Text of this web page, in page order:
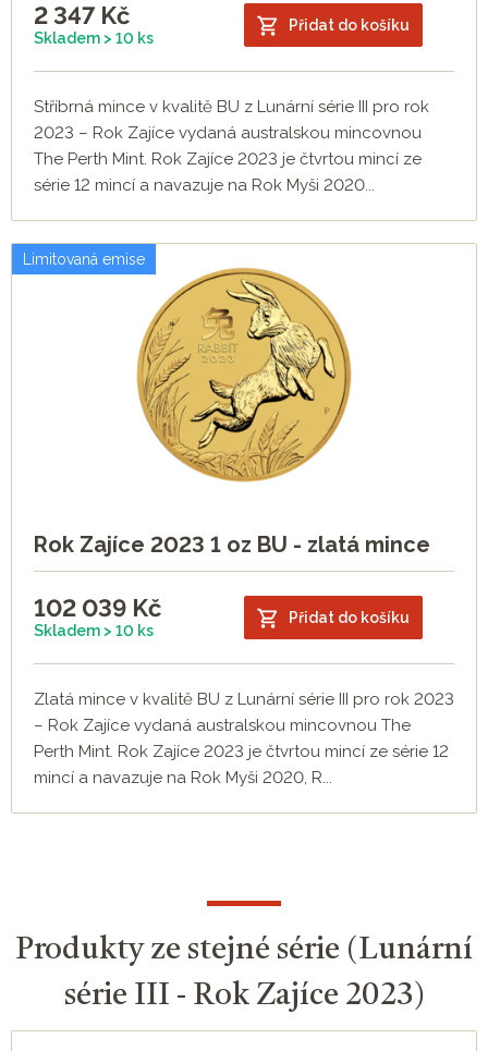
2 347 Kč
Skladem > 10 ks
Přidat do košíku
Stříbrná mince v kvalitě BU z Lunární série III pro rok
2023 – Rok Zajíce vydaná australskou mincovnou
The Perth Mint. Rok Zajíce 2023 je čtvrtou mincí ze
série 12 mincí a navazuje na Rok Myši 2020...
Limitovaná emise
Rok Zajíce 2023 1 oz BU - zlatá mince
102 039 Kč
Skladem > 10 ks
Přidat do košíku
Zlatá mince v kvalitě BU z Lunární série III pro rok 2023
– Rok Zajíce vydaná australskou mincovnou The
Perth Mint. Rok Zajíce 2023 je čtvrtou mincí ze série 12
mincí a navazuje na Rok Myši 2020, R...
Produkty ze stejné série (Lunární
série III - Rok Zajíce 2023)